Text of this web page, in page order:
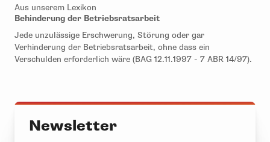
Aus unserem Lexikon
Behinderung der Betriebsratsarbeit
Jede unzulässige Erschwerung, Störung oder gar
Verhinderung der Betriebsratsarbeit, ohne dass ein
Verschulden erforderlich wäre (BAG 12.11.1997 - 7 ABR 14/97).
Newsletter